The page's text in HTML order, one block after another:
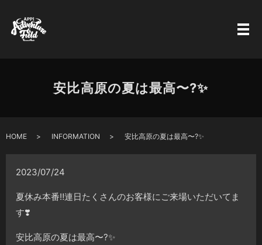
安比高原の夏は最高〜?✨
HOME INFORMATION 安比高原の夏は最高〜?✨
2023/07/24
夏休み本番‼️連日たくさんのお客様にご来場いただいてま
す❣️
安比高原の夏は最高〜?✨